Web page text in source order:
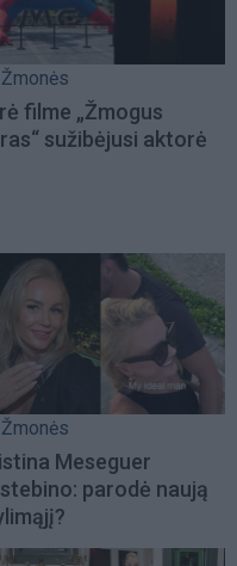
Žmonės
filme „Žmogus
sužibėjusi aktorė
Žmonės
Meseguer
parodė naują